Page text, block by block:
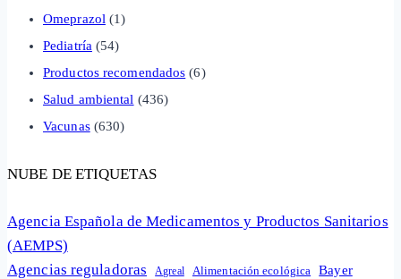
Omeprazol (1)
Pediatría (54)
Productos recomendados (6)
Salud ambiental (436)
Vacunas(630)
NUBE DE ETIQUETAS
Agencia Española de Medicamentos y Productos Sanitarios
(AEMPS)
Agencias reguladoras
Agreal Alimentación ecológica Bayer